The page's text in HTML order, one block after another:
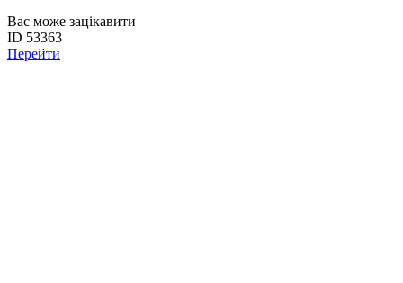
Вас може зацікавити
ID 53363
Перейти